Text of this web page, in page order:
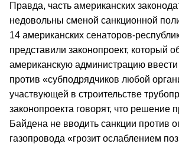
Правда, часть американских
недовольны сменой санкционной
14 американских сенаторов-
представили законопроект, который
американскую администрацию ввести
против «субподрядчиков любой
участвующей в строительстве
законопроекта говорят, что решение
Байдена не вводить санкции против
газопровода «грозит ослаблением